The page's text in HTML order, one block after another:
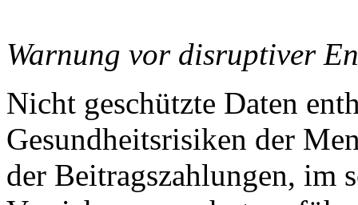
Warnung vor disruptiver
Nicht geschützte Daten
Gesundheitsrisiken der
der Beitragszahlungen, im